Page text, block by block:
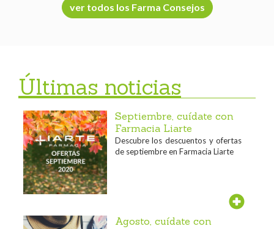
ver todos los Farma Consejos
Últimas noticias
Septiembre, cuídate con
Farmacia Liarte
Descubre los descuentos y ofertas
de septiembre en Farmacia Liarte
Agosto, cuídate con